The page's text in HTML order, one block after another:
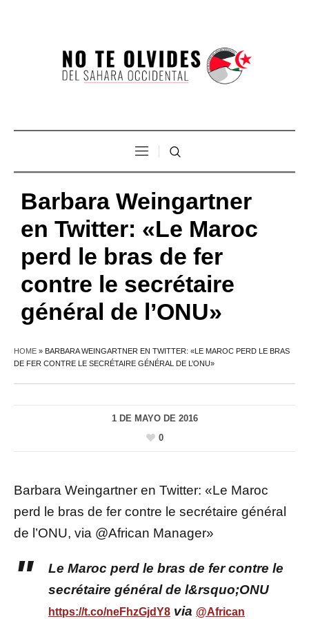
Barbara Weingartner
en Twitter: «Le Maroc
perd le bras de fer
contre le secrétaire
général de l’ONU»
HOME » BARBARA WEINGARTNER EN TWITTER: «LE MAROC PERD LE BRAS
DE FER CONTRE LE SECRÉTAIRE GÉNÉRAL DE L’ONU»
1 DE MAYO DE 2016
0
Barbara Weingartner en Twitter: «Le Maroc
perd le bras de fer contre le secrétaire général
de l’ONU, via @African Manager»
Le Maroc perd le bras de fer contre le
secrétaire général de l&rsquo;ONU
https://t.co/neFhzGjdY8 via @African